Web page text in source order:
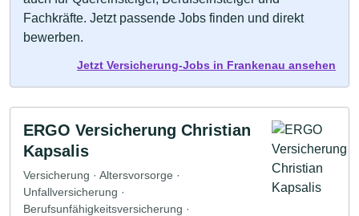
Fachkräfte. Jetzt passende Jobs finden und direkt
bewerben.
Jetzt Versicherung-Jobs in Frankenau ansehen
ERGO Versicherung Christian
Kapsalis
Versicherung · Altersvorsorge ·
Unfallversicherung ·
Berufsunfähigkeitsversicherung ·